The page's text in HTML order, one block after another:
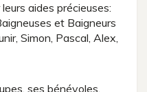
aides précieuses:
et Baigneurs
Simon, Pascal, Alex,
ses bénévoles.